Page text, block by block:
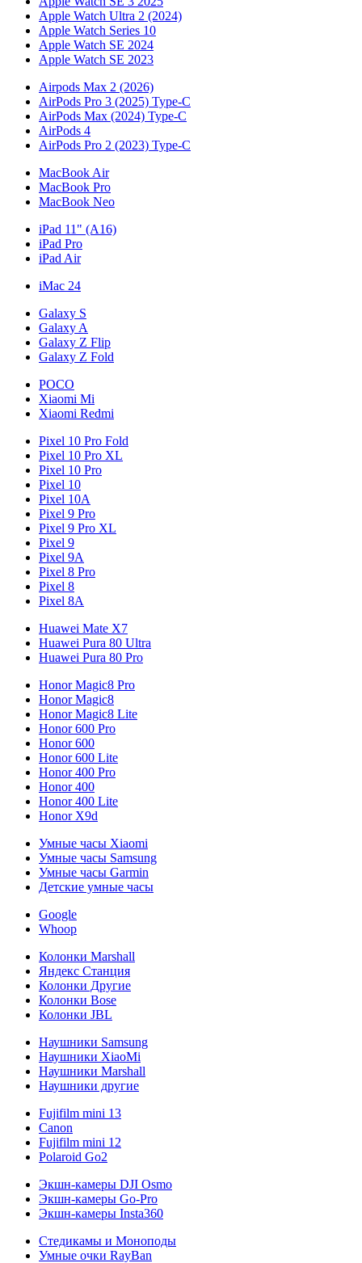
Apple Watch Ultra 2 (2024)
Apple Watch Series 10
Apple Watch SE 2024
Apple Watch SE 2023
Airpods Max 2 (2026)
AirPods Pro 3 (2025) Type-C
AirPods Max (2024) Type-C
AirPods 4
AirPods Pro 2 (2023) Type-C
MacBook Air
MacBook Pro
MacBook Neo
iPad 11" (A16)
iPad Pro
iPad Air
iMac 24
Galaxy S
Galaxy A
Galaxy Z Flip
Galaxy Z Fold
POCO
Xiaomi Mi
Xiaomi Redmi
Pixel 10 Pro Fold
Pixel 10 Pro XL
Pixel 10 Pro
Pixel 10
Pixel 10A
Pixel 9 Pro
Pixel 9 Pro XL
Pixel 9
Pixel 9A
Pixel 8 Pro
Pixel 8
Pixel 8A
Huawei Mate X7
Huawei Pura 80 Ultra
Huawei Pura 80 Pro
Honor Magic8 Pro
Honor Magic8
Honor Magic8 Lite
Honor 600 Pro
Honor 600
Honor 600 Lite
Honor 400 Pro
Honor 400
Honor 400 Lite
Honor X9d
Умные часы Xiaomi
Умные часы Samsung
Умные часы Garmin
Детские умные часы
Google
Whoop
Колонки Marshall
Яндекс Станция
Колонки Другие
Колонки Bose
Колонки JBL
Наушники Samsung
Наушники XiaoMi
Наушники Marshall
Наушники другие
Fujifilm mini 13
Canon
Fujifilm mini 12
Polaroid Go2
Экшн-камеры DJI Osmo
Экшн-камеры Go-Pro
Экшн-камеры Insta360
Стедикамы и Моноподы
Умные очки RayBan